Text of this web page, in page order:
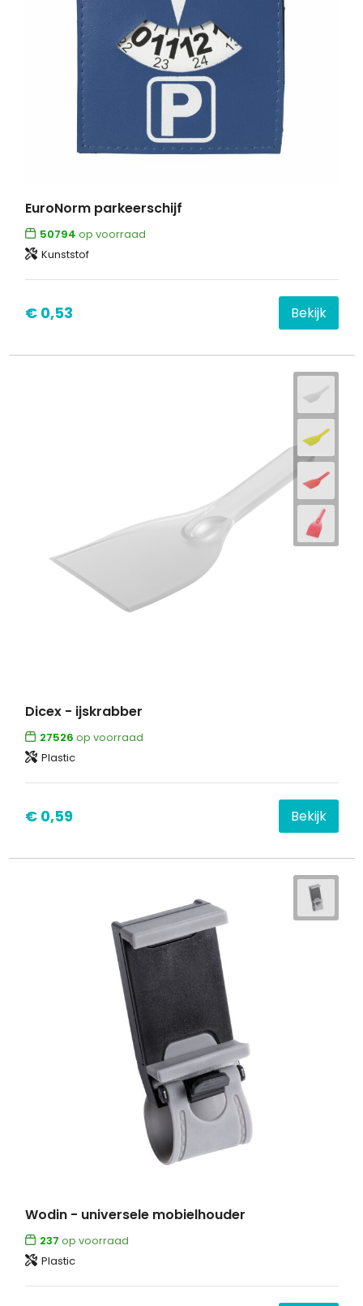
EuroNorm parkeerschijf
50794 op voorraad
Kunststof
€ 0,53 Bekijk
Dicex - ijskrabber
27526 op voorraad
Plastic
€ 0,59 Bekijk
Wodin - universele mobielhouder
237 op voorraad
Plastic